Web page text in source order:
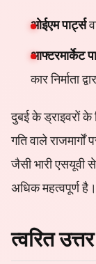
ओईएम पार्ट्स
आफ्टरमार्केट
कार निर्माता
दुबई के ड्राइवरों
गति वाले
जैसी भारी एसयूवी
अधिक महत्वपूर्ण है।
त्वरित उत्तर